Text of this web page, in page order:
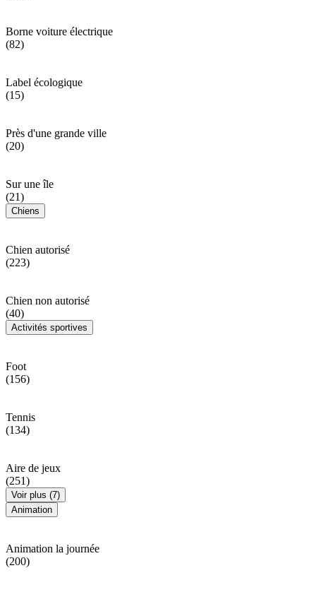
Borne voiture électrique
(82)
Label écologique
(15)
Près d'une grande ville
(20)
Sur une île
(21)
Chiens
Chien autorisé
(223)
Chien non autorisé
(40)
Activités sportives
Foot
(156)
Tennis
(134)
Aire de jeux
(251)
Voir plus (7)
Animation
Animation la journée
(200)